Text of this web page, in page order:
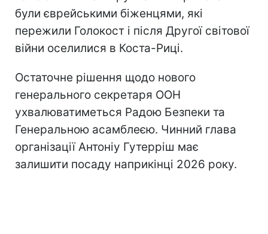
були єврейськими біженцями, які
пережили Голокост і після Другої світової
війни оселилися в Коста-Риці.
Остаточне рішення щодо нового
генерального секретаря ООН
ухвалюватиметься Радою Безпеки та
Генеральною асамблеєю. Чинний глава
організації Антоніу Гутерріш має
залишити посаду наприкінці 2026 року.